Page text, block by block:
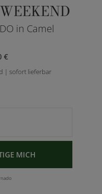
in Camel
€
| sofort lieferbar
MICH